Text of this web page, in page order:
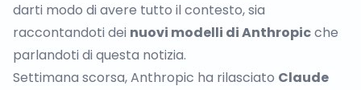
darti modo di avere tutto il contesto, sia
raccontandoti dei nuovi modelli di Anthropicche
parlandoti di questa notizia.
Settimana scorsa, Anthropic ha rilasciato Claude